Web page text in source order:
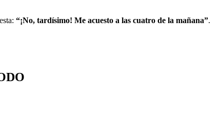
“¡No, tardísimo! Me acuesto a las cuatro de la mañana”.